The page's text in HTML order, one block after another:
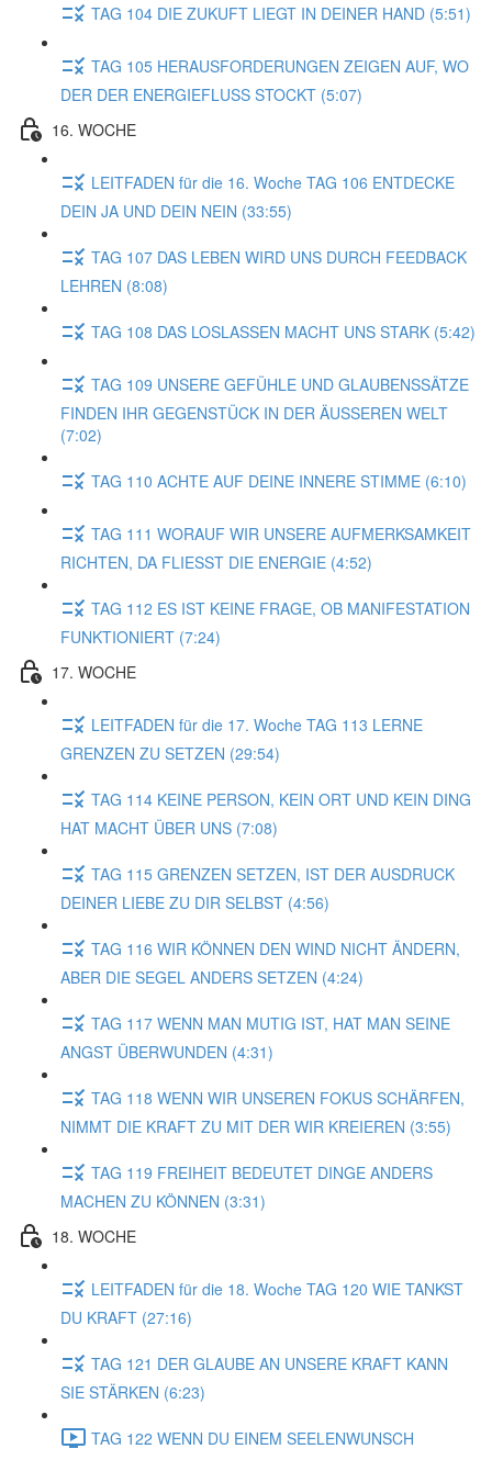
TAG 104 DIE ZUKUFT LIEGT IN DEINER HAND (5:51)
TAG 105 HERAUSFORDERUNGEN ZEIGEN AUF, WO
DER DER ENERGIEFLUSS STOCKT (5:07)
16. WOCHE
LEITFADEN für die 16. Woche TAG 106 ENTDECKE
DEIN JA UND DEIN NEIN (33:55)
TAG 107 DAS LEBEN WIRD UNS DURCH FEEDBACK
LEHREN (8:08)
TAG 108 DAS LOSLASSEN MACHT UNS STARK (5:42)
TAG 109 UNSERE GEFÜHLE UND GLAUBENSSÄTZE
FINDEN IHR GEGENSTÜCK IN DER ÄUSSEREN WELT
(7:02)
TAG 110 ACHTE AUF DEINE INNERE STIMME (6:10)
TAG 111 WORAUF WIR UNSERE AUFMERKSAMKEIT
RICHTEN, DA FLIESST DIE ENERGIE (4:52)
TAG 112 ES IST KEINE FRAGE, OB MANIFESTATION
FUNKTIONIERT (7:24)
17. WOCHE
LEITFADEN für die 17. Woche TAG 113 LERNE
GRENZEN ZU SETZEN (29:54)
TAG 114 KEINE PERSON, KEIN ORT UND KEIN DING
HAT MACHT ÜBER UNS (7:08)
TAG 115 GRENZEN SETZEN, IST DER AUSDRUCK
DEINER LIEBE ZU DIR SELBST (4:56)
TAG 116 WIR KÖNNEN DEN WIND NICHT ÄNDERN,
ABER DIE SEGEL ANDERS SETZEN (4:24)
TAG 117 WENN MAN MUTIG IST, HAT MAN SEINE
ANGST ÜBERWUNDEN (4:31)
TAG 118 WENN WIR UNSEREN FOKUS SCHÄRFEN,
NIMMT DIE KRAFT ZU MIT DER WIR KREIEREN (3:55)
TAG 119 FREIHEIT BEDEUTET DINGE ANDERS
MACHEN ZU KÖNNEN (3:31)
18. WOCHE
LEITFADEN für die 18. Woche TAG 120 WIE TANKST
DU KRAFT (27:16)
TAG 121 DER GLAUBE AN UNSERE KRAFT KANN
SIE STÄRKEN (6:23)
TAG 122 WENN DU EINEM SEELENWUNSCH